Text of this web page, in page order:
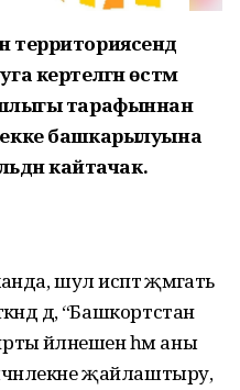
территориясендә
кертелгән өстәмә
тарафыннан
башкарылуына
кайтачак.
шул исәптә җәмәгать
дә, “Башкортстан
әйләнешен һәм аны
җайлаштыру,